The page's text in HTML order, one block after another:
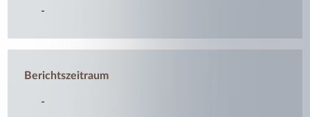
-
Berichtszeitraum
-